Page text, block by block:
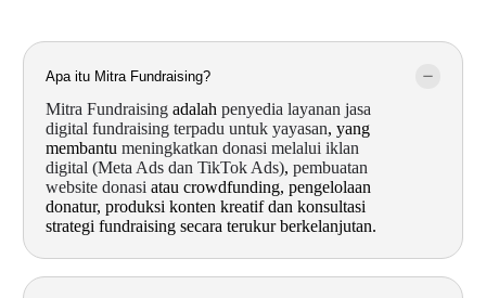
Apa itu Mitra Fundraising?
Mitra Fundraising adalahpenyedia layanan jasa
digital fundraising terpadu untuk yayasan, yang
membantumeningkatkan donasi melalui iklan
digital (Meta Ads dan TikTok Ads),pembuatan
website donasi atau crowdfunding, pengelolaan
donatur, produksi konten kreatif dan konsultasi
strategi fundraising secara terukur berkelanjutan.